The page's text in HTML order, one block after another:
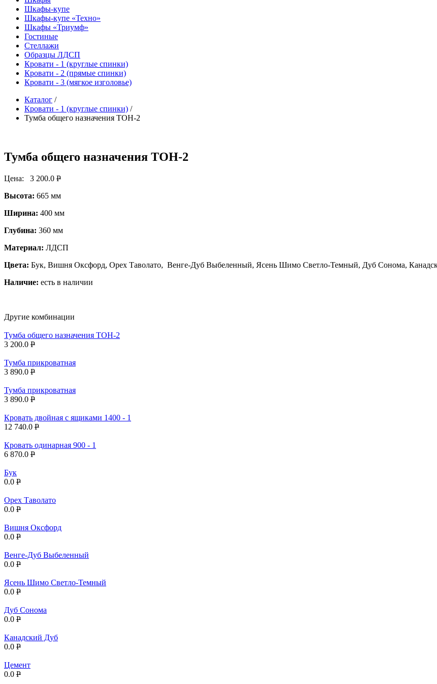
Шкафы-купе
Шкафы-купе «Техно»
Шкафы «Триумф»
Гостиные
Стеллажи
Образцы ЛДСП
Кровати - 1 (круглые спинки)
Кровати - 2 (прямые спинки)
Кровати - 3 (мягкое изголовье)
Каталог /
Кровати - 1 (круглые спинки) /
Тумба общего назначения ТОН-2
Тумба общего назначения ТОН-2
Цена: 3 200.0 P
Высота: 665 мм
Ширина: 400 мм
Глубина: 360 мм
Материал: ЛДСП
Цвета: Бук, Вишня Оксфорд, Орех Таволато, Венге-Дуб Выбеленный, Ясень Шимо Светло-Темный, Дуб Сонома,
Наличие: есть в наличии
Другие комбинации
Тумба общего назначения ТОН-2
3 200.0 P
Тумба прикроватная
3 890.0 P
Тумба прикроватная
3 890.0 P
Кровать двойная с ящиками 1400 - 1
12 740.0 P
Кровать одинарная 900 - 1
6 870.0 P
Бук
0.0 P
Орех Таволато
0.0 P
Вишня Оксфорд
0.0 P
Венге-Дуб Выбеленный
0.0 P
Ясень Шимо Светло-Темный
0.0 P
Дуб Сонома
0.0 P
Канадский Дуб
0.0 P
Цемент
0.0 P